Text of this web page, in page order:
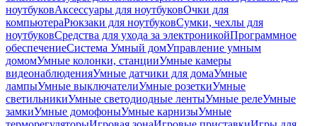
ноутбуковАксессуары для ноутбуковОчки для
компьютераРюкзаки для ноутбуковСумки, чехлы для
ноутбуковСредства для ухода за электроникойПрограммное
обеспечениеСистема Умный домУправление умным
домомУмные колонки, станцииУмные камеры
видеонаблюденияУмные датчики для домаУмные
лампыУмные выключателиУмные розеткиУмные
светильникиУмные светодиодные лентыУмные релеУмные
замкиУмные домофоныУмные карнизыУмные